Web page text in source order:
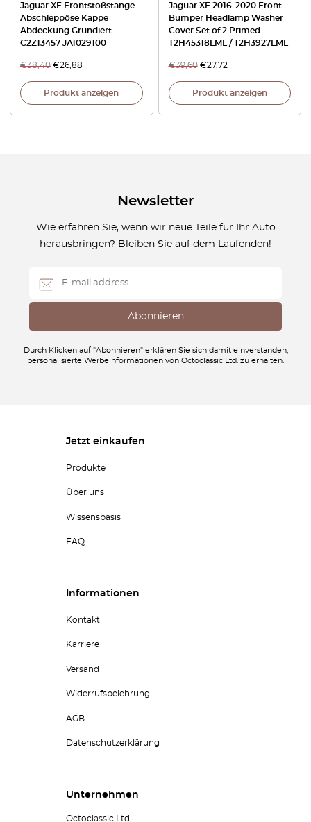
Jaguar XF Frontstoßstange
Abschleppöse Kappe
Abdeckung Grundiert
C2Z13457 JA1029100
€38,40 €26,88
Produkt anzeigen
Jaguar XF 2016-2020 Front
Bumper Headlamp Washer
Cover Set of 2 Primed
T2H45318LML / T2H3927LML
€39,60 €27,72
Produkt anzeigen
Newsletter
Wie erfahren Sie, wenn wir neue Teile für Ihr Auto
herausbringen? Bleiben Sie auf dem Laufenden!
Durch Klicken auf "Abonnieren" erklären Sie sich damit einverstanden,
personalisierte Werbeinformationen von Octoclassic Ltd. zu erhalten.
Jetzt einkaufen
Produkte
Über uns
Wissensbasis
FAQ
Informationen
Kontakt
Karriere
Versand
Widerrufsbelehrung
AGB
Datenschutzerklärung
Unternehmen
Octoclassic Ltd.